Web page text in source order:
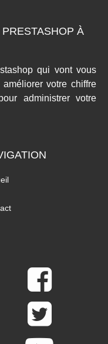
À
qui vont vous
votre chiffre
administrer votre